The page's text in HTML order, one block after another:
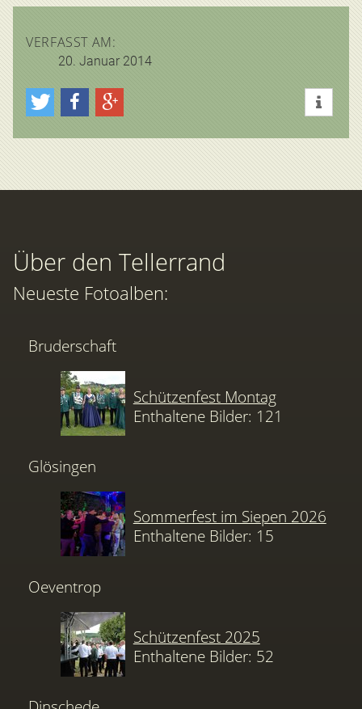
VERFASST AM:
20. Januar 2014
Über den Tellerrand
Neueste Fotoalben:
Bruderschaft
Schützenfest Montag
Enthaltene Bilder: 121
Glösingen
Sommerfest im Siepen 2026
Enthaltene Bilder: 15
Oeventrop
Schützenfest 2025
Enthaltene Bilder: 52